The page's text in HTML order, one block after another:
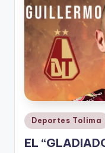
Publicado
en
Deportes Tolima
EL